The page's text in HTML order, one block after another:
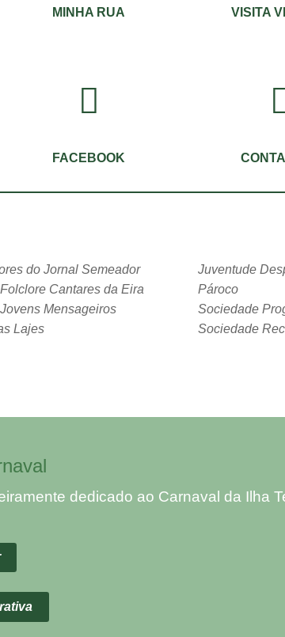
MINHA RUA VISITA
FACEBOOK
do Jornal Semeador
Cantares da Eira
Mensageiros
Lajes
Juventude
Pároco
Sociedade
Sociedade
dedicado ao Carnaval da Ilha